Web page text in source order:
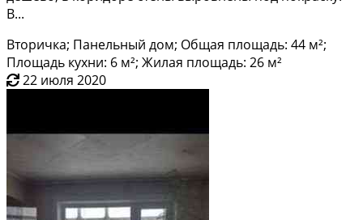
B...
Вторичка; Панельный дом; Общая площадь: 44 м²;
Площадь кухни: 6 м²; Жилая площадь: 26 м²
22 июля 2020